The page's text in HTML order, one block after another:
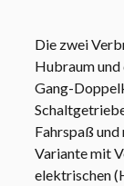
Die zwei
Hubraum
Gang-
Fahrspaß
Variante mit
elektrischen